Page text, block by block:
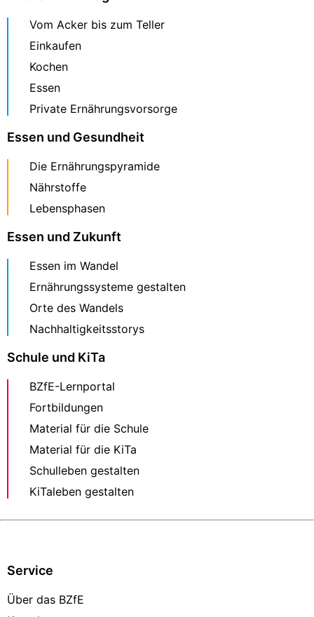
Vom Acker bis zum Teller
Einkaufen
Kochen
Essen
Private Ernährungsvorsorge
Essen und Gesundheit
Die Ernährungspyramide
Nährstoffe
Lebensphasen
Essen und Zukunft
Essen im Wandel
Ernährungssysteme gestalten
Orte des Wandels
Nachhaltigkeitsstorys
Schule und KiTa
BZfE-Lernportal
Fortbildungen
Material für die Schule
Material für die KiTa
Schulleben gestalten
KiTaleben gestalten
Service
Über das BZfE